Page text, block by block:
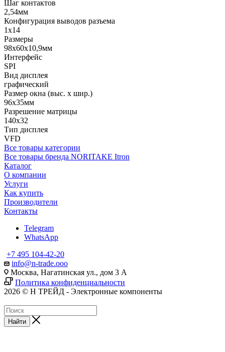
Шаг контактов
2,54мм
Конфигурация выводов разъема
1x14
Размеры
98x60x10,9мм
Интерфейс
SPI
Вид дисплея
графический
Размер окна (выс. х шир.)
96x35мм
Разрешение матрицы
140x32
Тип дисплея
VFD
Все товары категории
Все товары бренда NORITAKE Itron
Каталог
О компании
Услуги
Как купить
Производители
Контакты
Telegram
WhatsApp
+7 495 104-42-20
info@n-trade.ooo
Москва, Нагатинская ул., дом 3 А
Политика конфиденциальности
2026 © Н ТРЕЙД - Электронные компоненты
Найти